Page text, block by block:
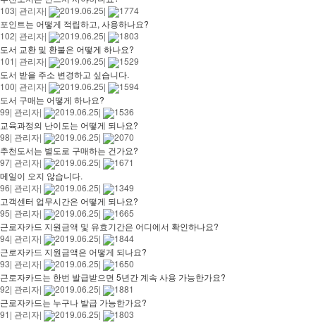
103| 관리자| 2019.06.25|
1774
포인트는 어떻게 적립하고, 사용하나요?
102| 관리자| 2019.06.25|
1803
도서 교환 및 환불은 어떻게 하나요?
101| 관리자| 2019.06.25|
1529
도서 받을 주소 변경하고 싶습니다.
100| 관리자| 2019.06.25|
1594
도서 구매는 어떻게 하나요?
99| 관리자| 2019.06.25|
1536
교육과정의 난이도는 어떻게 되나요?
98| 관리자| 2019.06.25|
2070
추천도서는 별도로 구매하는 건가요?
97| 관리자| 2019.06.25|
1671
메일이 오지 않습니다.
96| 관리자| 2019.06.25|
1349
고객센터 업무시간은 어떻게 되나요?
95| 관리자| 2019.06.25|
1665
근로자카드 지원금액 및 유효기간은 어디에서 확인하나요?
94| 관리자| 2019.06.25|
1844
근로자카드 지원금액은 어떻게 되나요?
93| 관리자| 2019.06.25|
1650
근로자카드는 한번 발급받으면 5년간 계속 사용 가능한가요?
92| 관리자| 2019.06.25|
1881
근로자카드는 누구나 발급 가능한가요?
91| 관리자| 2019.06.25| 1803